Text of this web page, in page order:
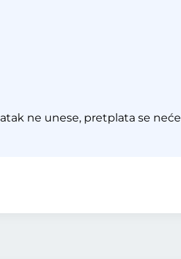
ne unese, pretplata se neće